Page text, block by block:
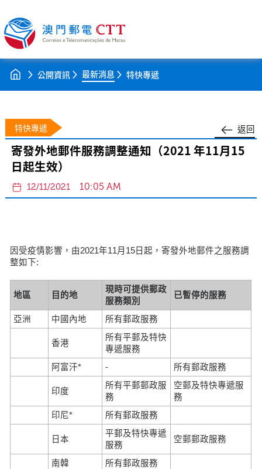
公開資訊 最新消息 特快專遞
返回
特快專遞
寄發外地郵件服務調整通知（2021 年11月15
日起生效）
12/11/2021 10:05 AM
因受疫情影響，由2021年11月15日起，寄發外地郵件之服務調
整如下:
地區 目的地
現時可提供郵政
服務類別
已暫停的服務
亞洲 中國內地 所有郵政服務
香港
所有平郵及特快
專遞服務
阿富汗*
- 所有郵政服務
印度
所有平郵郵政服
務
空郵及特快專遞服
務
印尼*
所有郵政服務
日本
平郵及特快專遞
服務
空郵郵政服務
南韓 所有郵政服務